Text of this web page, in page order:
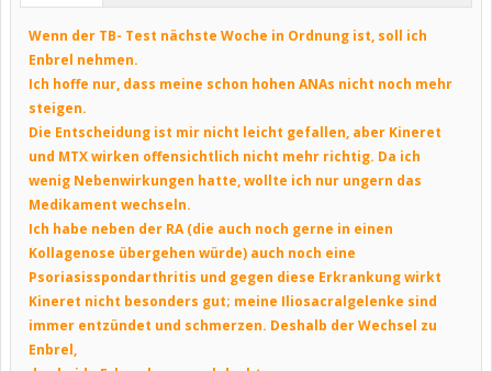
Wenn der TB- Test nächste Woche in Ordnung ist, soll ich
Enbrel nehmen.
Ich hoffe nur, dass meine schon hohen ANAs nicht noch mehr
steigen.
Die Entscheidung ist mir nicht leicht gefallen, aber Kineret
und MTX wirken offensichtlich nicht mehr richtig. Da ich
wenig Nebenwirkungen hatte, wollte ich nur ungern das
Medikament wechseln.
Ich habe neben der RA (die auch noch gerne in einen
Kollagenose übergehen würde) auch noch eine
Psoriasisspondarthritis und gegen diese Erkrankung wirkt
Kineret nicht besonders gut; meine Iliosacralgelenke sind
immer entzündet und schmerzen. Deshalb der Wechsel zu
Enbrel,